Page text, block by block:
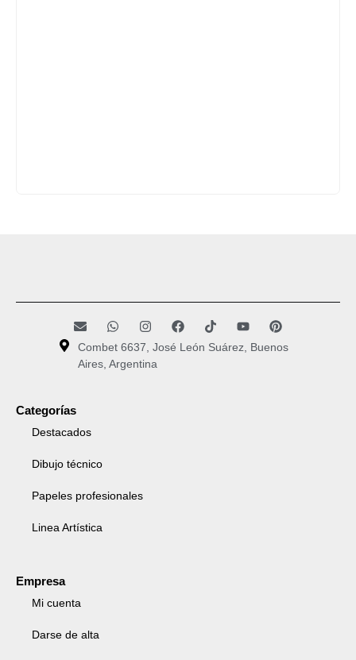
Combet 6637, José León Suárez, Buenos
Aires, Argentina
Categorías
Destacados
Dibujo técnico
Papeles profesionales
Linea Artística
Empresa
Mi cuenta
Darse de alta